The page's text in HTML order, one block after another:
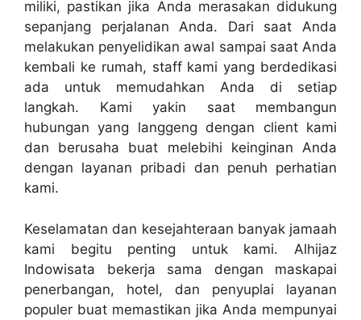
miliki, pastikan jika Anda merasakan didukung
sepanjang perjalanan Anda. Dari saat Anda
melakukan penyelidikan awal sampai saat Anda
kembali ke rumah, staff kami yang berdedikasi
ada untuk memudahkan Anda di setiap
langkah. Kami yakin saat membangun
hubungan yang langgeng dengan client kami
dan berusaha buat melebihi keinginan Anda
dengan layanan pribadi dan penuh perhatian
kami.
Keselamatan dan kesejahteraan banyak jamaah
kami begitu penting untuk kami. Alhijaz
Indowisata bekerja sama dengan maskapai
penerbangan, hotel, dan penyuplai layanan
populer buat memastikan jika Anda mempunyai